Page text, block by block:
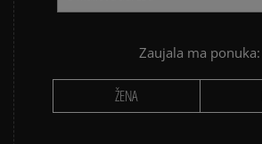
Zaujala ma ponuka:
ŽENA